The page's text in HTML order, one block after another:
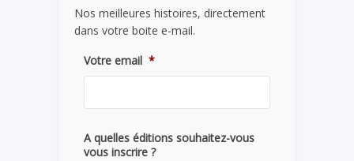
Nos meilleures histoires, directement
dans votre boite e-mail.
Votre email *
A quelles éditions souhaitez-vous
vous inscrire ?